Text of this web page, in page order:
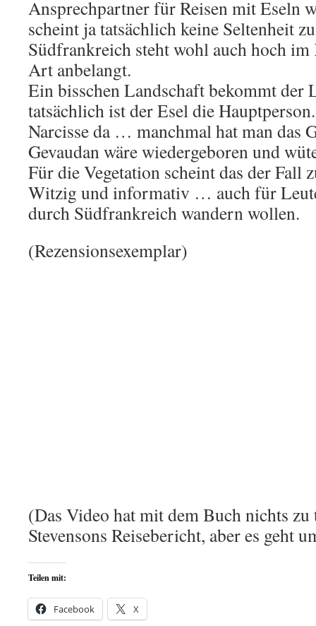
Ansprechpartner für Reisen mit Eseln
scheint ja tatsächlich keine Seltenheit
Südfrankreich steht wohl auch hoch im
Art anbelangt.
Ein bisschen Landschaft bekommt der
tatsächlich ist der Esel die
Narcisse da … manchmal hat man das
Gevaudan wäre wiedergeboren und
Für die Vegetation scheint das der Fall
Witzig und informativ … auch für
durch Südfrankreich wandern wollen.
(Rezensionsexemplar)
(Das Video hat mit dem Buch nichts
Stevensons Reisebericht, aber es geht
Teilen mit:
Facebook X